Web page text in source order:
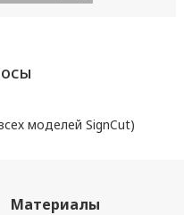
моделей SignCut)
Материалы